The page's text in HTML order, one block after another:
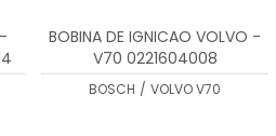
BOBINA DE IGNICAO VOLVO -
V70 0221604008
BOSCH / VOLVO V70